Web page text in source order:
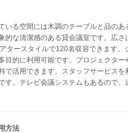
いる空間には木調のテーブルと品の
的な清潔感のある貸会議室です。広
タースタイルで120名収容できます。
目的に利用可能です。プロジェクタ
で活用できます。スタッフサービス
す。テレビ会議システムもあるので
方法